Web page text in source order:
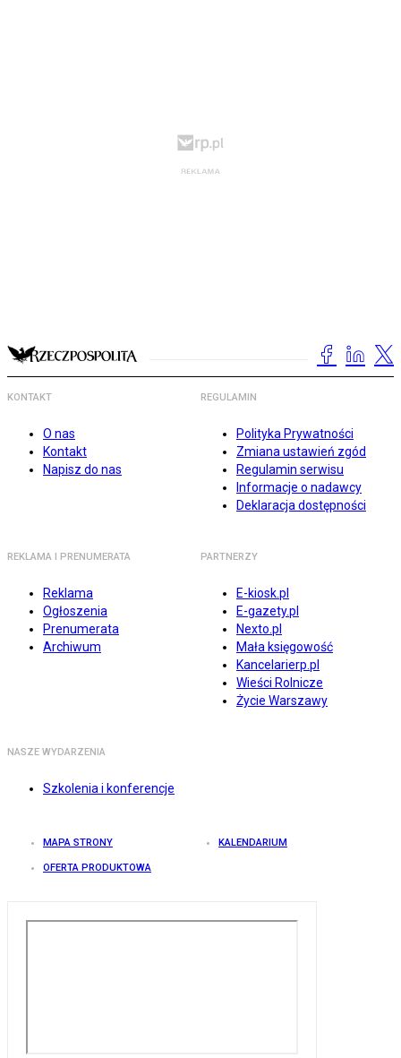
KONTAKT
O nas
Kontakt
Napisz do nas
REGULAMIN
Polityka Prywatności
Zmiana ustawień zgód
Regulamin serwisu
Informacje o nadawcy
Deklaracja dostępności
REKLAMA I PRENUMERATA
Reklama
Ogłoszenia
Prenumerata
Archiwum
PARTNERZY
E-kiosk.pl
E-gazety.pl
Nexto.pl
Mała księgowość
Kancelarierp.pl
Wieści Rolnicze
Życie Warszawy
NASZE WYDARZENIA
Szkolenia i konferencje
MAPA STRONY KALENDARIUM
OFERTA PRODUKTOWA